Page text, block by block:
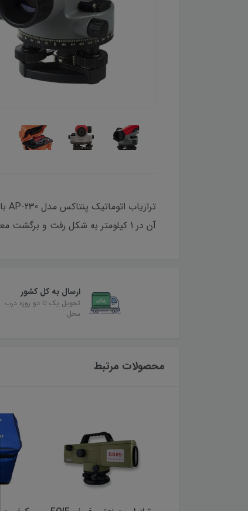
آن در 1 کیلومتر به شکل رفت و برگشت معادل 1.5 میلیمتر است.
ارسال به کل کشور
تحویل یک تا دو روزه درب
محل
محصولات مرتبط